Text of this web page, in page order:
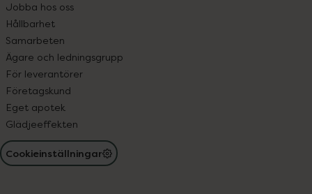
Jobba hos oss
Hållbarhet
Samarbeten
Ägare och ledningsgrupp
För leverantörer
Företagskund
Eget apotek
Glädjeeffekten
Cookieinställningar